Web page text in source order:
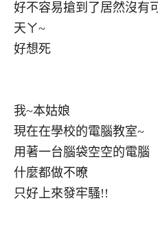
好不容易搶到了居然沒有
天ㄚ~
好想死
我~本姑娘
現在在學校的電腦教室~
用著一台腦袋空空的電腦
什麼都做不暸
只好上來發牢騷!!